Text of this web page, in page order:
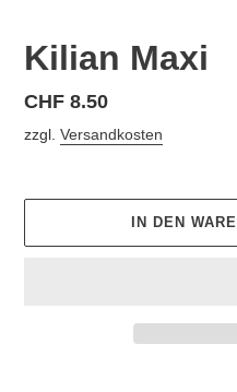
Kilian Maxi
Normaler
Preis
CHF 8.50
zzgl. Versandkosten
IN DEN